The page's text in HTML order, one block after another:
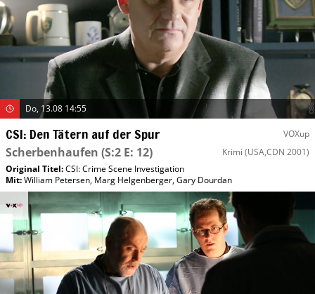
Do, 13.08 14:55
CSI: Den Tätern auf der Spur VOXup
Scherbenhaufen (S:2 E: 12) Krimi (USA,CDN 2001)
Original Titel:CSI: Crime Scene Investigation
Mit:William Petersen, Marg Helgenberger,Gary Dourdan